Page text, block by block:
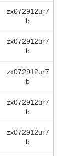
zx072912ur7
b
zx072912ur7
b
zx072912ur7
b
zx072912ur7
b
zx072912ur7
b